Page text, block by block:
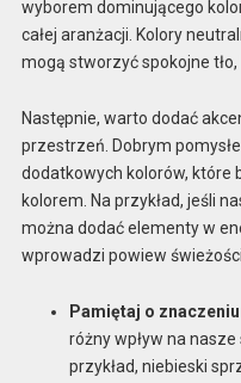
wyborem dominującego
całej aranżacji. Kolory
mogą stworzyć spokojne
Następnie, warto dodać
przestrzeń. Dobrym
dodatkowych kolorów, które
kolorem. Na przykład, jeśli
można dodać elementy w
wprowadzi powiew
Pamiętaj o
różny wpływ na
przykład, niebieski